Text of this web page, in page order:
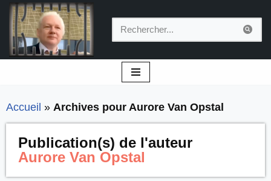
Aller
au
contenu
Accueil » Archives pour Aurore Van Opstal
Publication(s) de l'auteur
Aurore Van Opstal